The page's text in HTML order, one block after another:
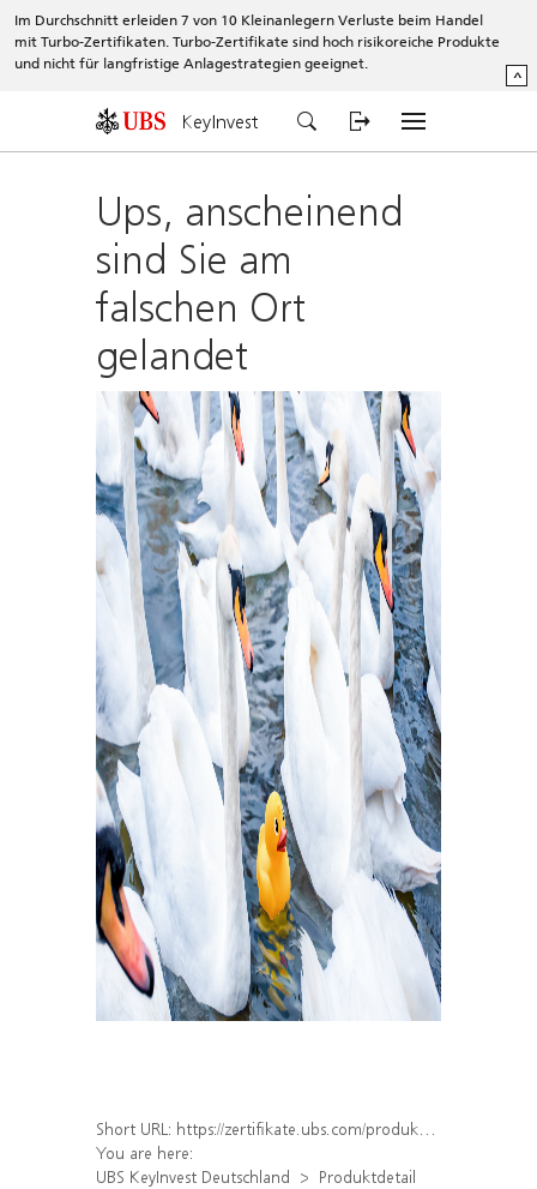
Im Durchschnitt erleiden 7 von 10 Kleinanlegern Verluste beim Handel
mit Turbo-Zertifikaten. Turbo-Zertifikate sind hoch risikoreiche Produkte
und nicht für langfristige Anlagestrategien geeignet.
^
KeyInvest
Ups, anscheinend
sind Sie am
falschen Ort
gelandet
Short URL: https://zertifikate.ubs.com/produkt/detail/index/isin/DE000UQ88FU1
You are here:
UBS KeyInvest Deutschland
Produktdetail